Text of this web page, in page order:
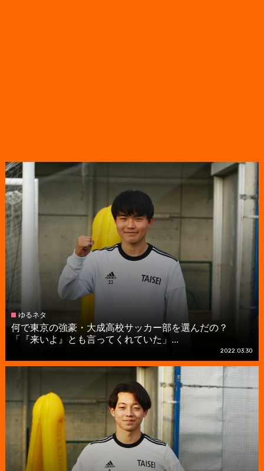
ゆるネタ
何で東京の強豪・大成高校サッカー部を選んだの？
「『来いよ』とも言ってくれていた」...
2022.03.30